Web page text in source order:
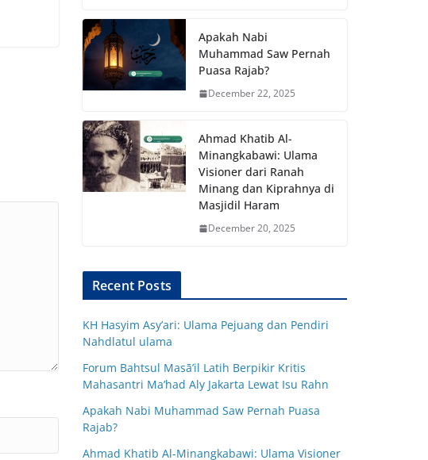
Apakah Nabi
Muhammad Saw Pernah
Puasa Rajab?
December 22, 2025
Ahmad Khatib Al-
Minangkabawi: Ulama
Visioner dari Ranah
Minang dan Kiprahnya di
Masjidil Haram
December 20, 2025
Recent Posts
KH Hasyim Asy’ari: Ulama Pejuang dan Pendiri
Nahdlatul ulama
Forum Bahtsul Masā’il Latih Berpikir Kritis
Mahasantri Ma’had Aly Jakarta Lewat Isu Rahn
Apakah Nabi Muhammad Saw Pernah Puasa
Rajab?
Ahmad Khatib Al-Minangkabawi: Ulama Visioner